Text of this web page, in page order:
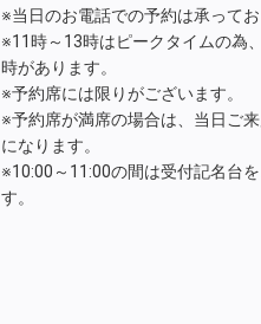
※当日のお電話での予約は承ってお
※11時～13時はピークタイムの為
時があります。
※予約席には限りがございます。
※予約席が満席の場合は、当日ご
になります。
※10:00～11:00の間は受付記名台
す。